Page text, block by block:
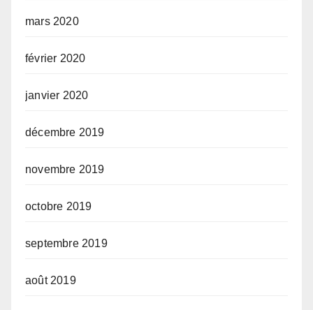
mars 2020
février 2020
janvier 2020
décembre 2019
novembre 2019
octobre 2019
septembre 2019
août 2019